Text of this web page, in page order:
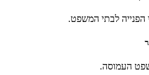
הפנייה לבתי המשפט.
העמוסה.